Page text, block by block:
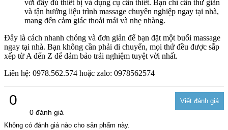
với đầy đủ thiết bị và dụng cụ cần thiết. Bạn chỉ cần thư giãn
và tận hưởng liệu trình massage chuyên nghiệp ngay tại nhà,
mang đến cảm giác thoải mái và nhẹ nhàng.
Đây là cách nhanh chóng và đơn giản để bạn đặt một buổi massage
ngay tại nhà. Bạn không cần phải di chuyển, mọi thứ đều được sắp
xếp từ A đến Z để đảm bảo trải nghiệm tuyệt vời nhất.
Liên hệ: 0978.562.574 hoặc zalo: 0978562574
0
0 đánh giá
Không có đánh giá nào cho sản phẩm này.